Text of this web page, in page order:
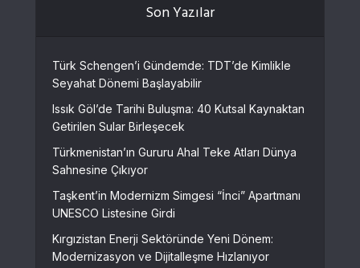
Son Yazılar
Türk Schengen’i Gündemde: TDT’de Kimlikle
Seyahat Dönemi Başlayabilir
Issık Göl’de Tarihi Buluşma: 40 Kutsal Kaynaktan
Getirilen Sular Birleşecek
Türkmenistan’ın Gururu Ahal Teke Atları Dünya
Sahnesine Çıkıyor
Taşkent’in Modernizm Simgesi “İnci” Apartmanı
UNESCO Listesine Girdi
Kırgızistan Enerji Sektöründe Yeni Dönem:
Modernizasyon ve Dijitalleşme Hızlanıyor